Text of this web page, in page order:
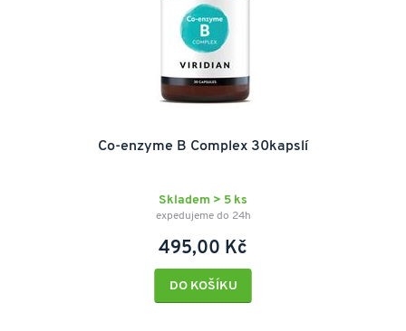
Co-enzyme B Complex 30kapslí
Skladem > 5 ks
expedujeme do 24h
495,00 Kč
DO KOŠÍKU